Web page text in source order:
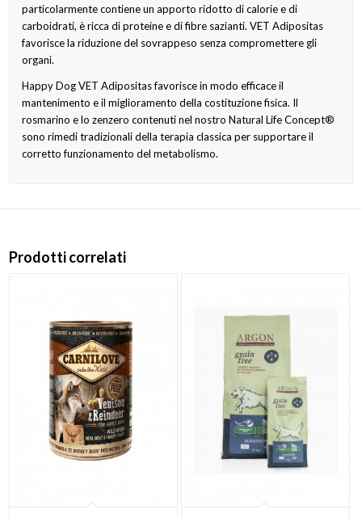
particolarmente contiene un apporto ridotto di calorie e di
carboidrati, è ricca di proteine e di fibre sazianti. VET Adipositas
favorisce la riduzione del sovrappeso senza compromettere gli
organi.
Happy Dog VET Adipositas favorisce in modo efficace il
mantenimento e il miglioramento della costituzione fisica. Il
rosmarino e lo zenzero contenuti nel nostro Natural Life Concept®
sono rimedi tradizionali della terapia classica per supportare il
corretto funzionamento del metabolismo.
Prodotti correlati